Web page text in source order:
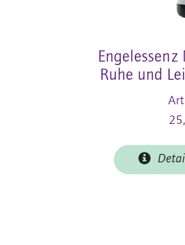
Ruhe und